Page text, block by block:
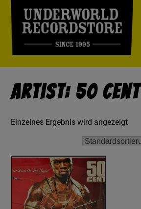
Artist: 50 Cent
Einzelnes Ergebnis wird angezeigt